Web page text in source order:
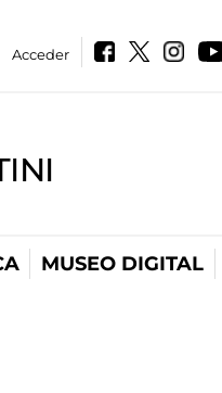
Acceder
MUSEO DIGITAL